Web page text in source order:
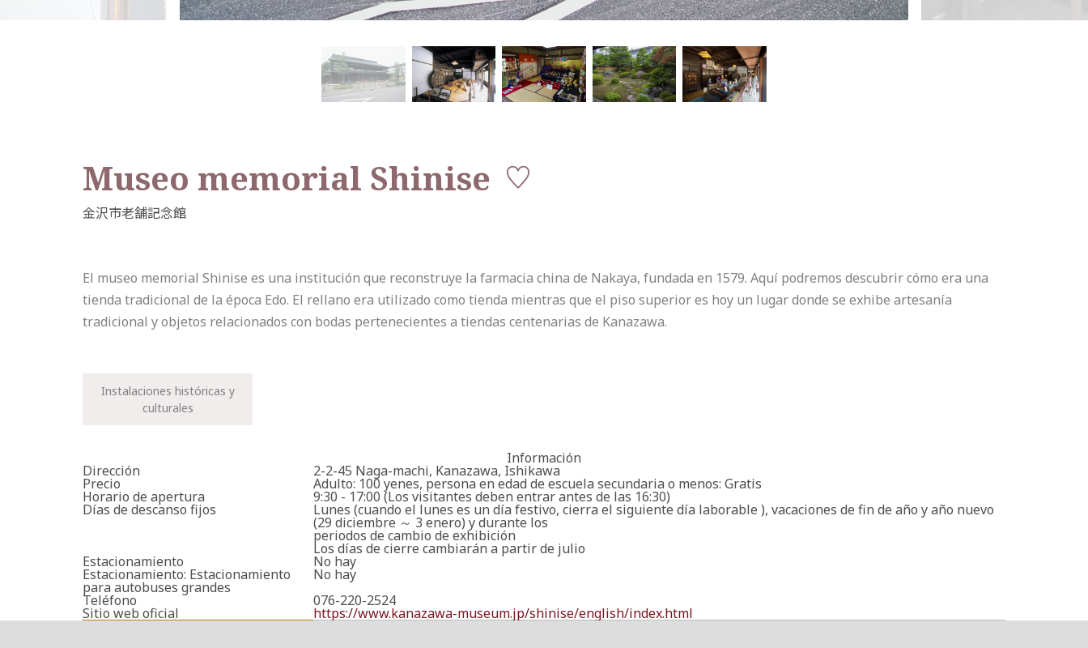
Museo memorial Shinise
El museo memorial Shinise es una institución que reconstruye la farmacia china de Nakaya, fundada en 1579. Aquí podremos descubrir cómo era una
tienda tradicional de la época Edo. El rellano era utilizado como tienda mientras que el piso superior es hoy un lugar donde se exhibe artesanía
tradicional y objetos relacionados con bodas pertenecientes a tiendas centenarias de Kanazawa.
Instalaciones históricas y
culturales
Información
Dirección 2-2-45 Naga-machi, Kanazawa, Ishikawa
Precio Adulto: 100 yenes, persona en edad de escuela secundaria o menos: Gratis
Horario de apertura 9:30 - 17:00 (Los visitantes deben entrar antes de las 16:30)
Días de descanso fijos Lunes (cuando el lunes es un día festivo, cierra el siguiente día laborable ), vacaciones de fin de año y año nuevo
(29 diciembre ～ 3 enero) y durante los
periodos de cambio de exhibición
Los días de cierre cambiarán a partir de julio
Estacionamiento No hay
Estacionamiento: Estacionamiento
para autobuses grandes
No hay
Teléfono
076-220-2524
Sitio web oficial https://www.kanazawa-museum.jp/shinise/english/index.html